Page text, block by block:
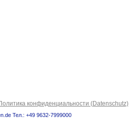
конфиденциальности (Datenschutz)
Тел.: +49 9632-7999000